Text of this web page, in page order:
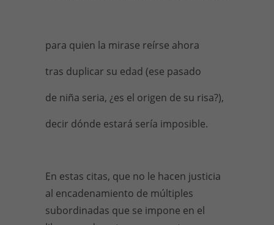
para quien la mirase reírse ahora
tras duplicar su edad (ese pasado
de niña seria, ¿es el origen de su risa?),
decir dónde estará sería imposible.
En estas citas, que no le hacen justicia
al encadenamiento de múltiples
subordinadas que se impone en el